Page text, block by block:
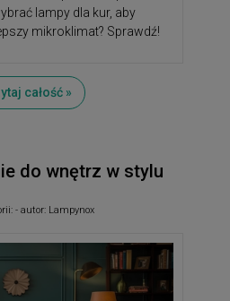
lampy dla kur, aby
mikroklimat? Sprawdź!
całość »
do wnętrz w stylu
- autor: Lampynox